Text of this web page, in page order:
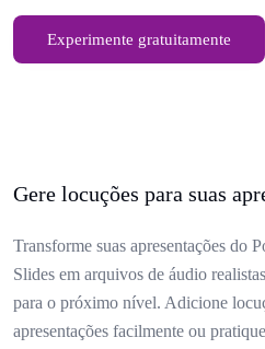
Experimente gratuitamente
Gere locuções para suas
Transforme suas apresentações do
Slides em arquivos de áudio
para o próximo nível. Adicione
apresentações facilmente ou